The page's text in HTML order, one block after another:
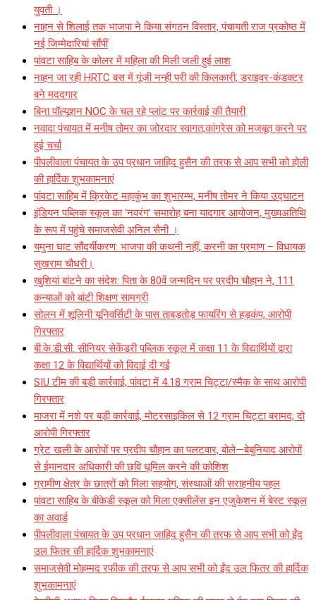
युवती ।
नाहन से शिलाई तक भाजपा ने किया संगठन विस्तार, पंचायती राज प्रकोष्ठ में
नई जिम्मेदारियां सौंपीं
पांवटा साहिब के कोलर में महिला की मिली जली हुई लाश
नाहन जा रही HRTC बस में गूंजी नन्ही परी की किलकारी, ड्राइवर-कंडक्टर
बने मददगार
बिना पॉल्यूशन NOC के चल रहे प्लांट पर कार्रवाई की तैयारी
नवादा पंचायत में मनीष तोमर का जोरदार स्वागत,कांग्रेस को मजबूत करने पर
हुई चर्चा
पीपलीवाला पंचायत के उप प्रधान जाहिद हुसैन की तरफ से आप सभी को होली
की हार्दिक शुभकामनाएं
पांवटा साहिब में क्रिकेट महाकुंभ का शुभारम्भ, मनीष तोमर ने किया उद्घाटन
इंडियन पब्लिक स्कूल का ‘नवरंग’ समारोह बना यादगार आयोजन, मुख्यअतिथि
के रूप में पहुंचे समाजसेवी अनिल सैनी ।
यमुना घाट सौंदर्यीकरण: भाजपा की कथनी नहीं, करनी का प्रमाण – विधायक
सुखराम चौधरी।
खुशियां बांटने का संदेश: पिता के 80वें जन्मदिन पर प्रदीप चौहान ने, 111
कन्याओं को बांटी शिक्षण सामग्री
सोलन में शूलिनी यूनिवर्सिटी के पास ताबड़तोड़ फायरिंग से हड़कंप, आरोपी
गिरफ्तार
बी.के.डी.सी. सीनियर सेकेंडरी पब्लिक स्कूल में कक्षा 11 के विद्यार्थियों द्वारा
कक्षा 12 के विद्यार्थियों को विदाई दी गई
SIU टीम की बड़ी कार्रवाई, पांवटा में 4.18 ग्राम चिट्टा/स्मैक के साथ आरोपी
गिरफ्तार
माजरा में नशे पर बड़ी कार्रवाई, मोटरसाइकिल से 12 ग्राम चिट्टा बरामद; दो
आरोपी गिरफ्तार
ग्रेट खली के आरोपों पर प्रदीप चौहान का पलटवार, बोले—बेबुनियाद आरोपों
से ईमानदार अधिकारी की छवि धूमिल करने की कोशिश
ग्रामीण क्षेत्र के छात्रों को मिला सहयोग, संस्थाओं की सराहनीय पहल
पांवटा साहिब के बीकेडी स्कूल को मिला एक्सीलेंस इन एजुकेशन में बेस्ट स्कूल
का अवार्ड
पीपलीवाला पंचायत के उप प्रधान जाहिद हुसैन की तरफ से आप सभी को ईंद
उल फितर की हार्दिक शुभकामनाएं
समाजसेवी मोहम्मद रफीक की तरफ से आप सभी को ईंद उल फितर की हार्दिक
शुभकामनाएं